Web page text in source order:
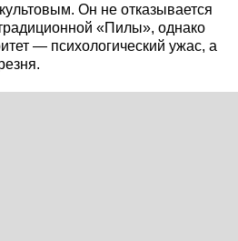
Он не отказывается
«Пилы», однако
— психологический ужас, а